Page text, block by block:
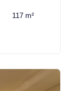
117 m²